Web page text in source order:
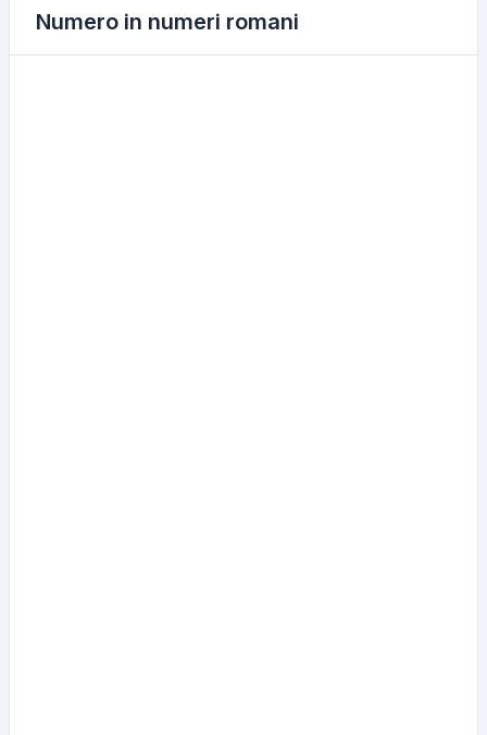
Numero in numeri romani